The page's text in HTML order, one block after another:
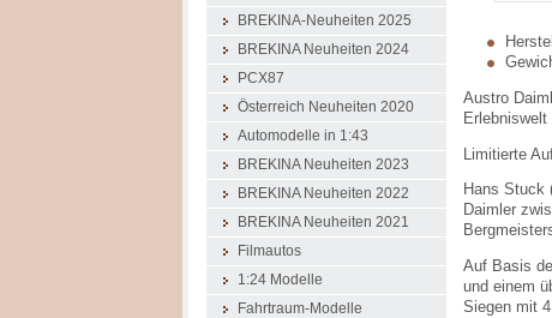
Austro
Erlebniswelt
Limitierte
Hans Stuck
Daimler
Auf Basis
und einem
Siegen mit
BREKINA-Neuheiten 2025
BREKINA Neuheiten 2024
PCX87
Österreich Neuheiten 2020
Automodelle in 1:43
BREKINA Neuheiten 2023
BREKINA Neuheiten 2022
BREKINA Neuheiten 2021
Filmautos
1:24 Modelle
Fahrtraum-Modelle